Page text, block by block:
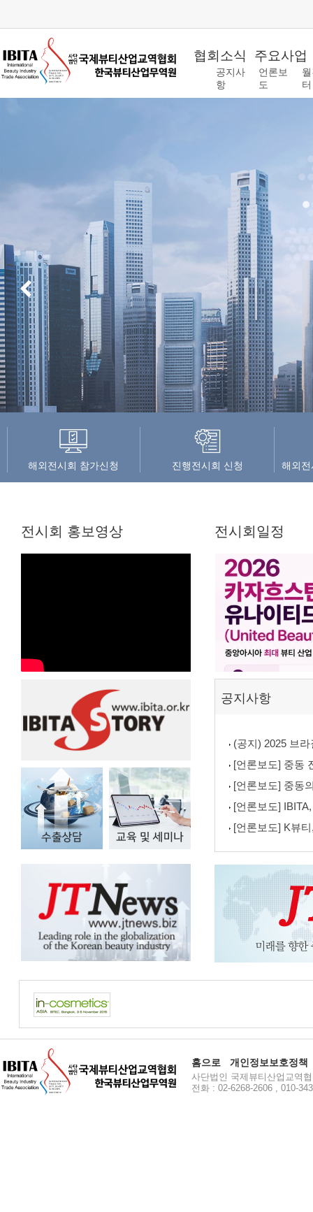
협회소식 주요사업
공지사
항
언론보
도
터
해외전시회 참가신청 진행전시회 신청 해외
전시회 홍보영상 전시회일정
공지사항
(공지) 2025 브
[언론보도] 중동
[언론보도] 중동
[언론보도]
[언론보도] K뷰
홈으로 개인정보보호정책
사단법인 국제뷰티산업교역
전화 : 02-6268-2606 , 010-